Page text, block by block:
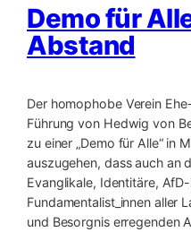
Demo für
Abstand
Der homophobe Verein
Führung von Hedwig von
zu einer „Demo für Alle“ in
auszugehen, dass auch an
Evanglikale, Identitäre,
Fundamentalist_innen aller
und Besorgnis erregenden